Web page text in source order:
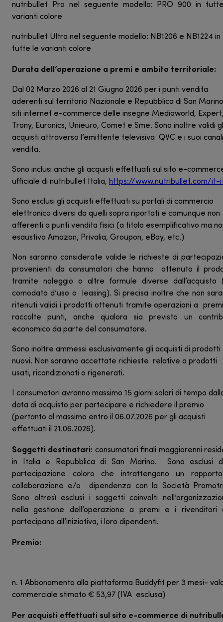
nutribullet Pro nel seguente modello: PRO 900 in
varianti colore
nutribullet Ultra nel seguente modello: NB1206 e NB1224 in
tutte le varianti colore
Durata dell’operazione a premi e ambito territoriale:
Dal 02 Marzo 2026 al 21 Giugno 2026 per i punti vendita
aderenti sul territorio Nazionale e Repubblica di San
siti internet e-commerce delle insegne Mediaworld,
Trony, Euronics, Unieuro, Comet e Sme. Sono inoltre validi
acquisti attraverso l’emittente televisiva QVC e i suoi
vendita.
Sono inclusi anche gli acquisti effettuati sul sito e-
ufficiale di nutribullet Italia, https://www.nutribullet.com/it-
Sono esclusi gli acquisti effettuati su portali di commercio
elettronico diversi da quelli sopra riportati e comunque non
afferenti a punti vendita fisici (a titolo esemplificativo ma
esaustivo Amazon, Privalia, Groupon, eBay, etc.)
Non saranno considerate valide le richieste di
provenienti da consumatori che hanno ottenuto il
tramite noleggio o altre formule diverse dall’acquisto
comodato d’uso o leasing). Si precisa inoltre che non
ritenuti validi i prodotti ottenuti tramite operazioni a
raccolte punti, anche qualora sia previsto un
economico da parte del consumatore.
Sono inoltre ammessi esclusivamente gli acquisti di prodotti
nuovi. Non saranno accettate richieste relative a prodotti
usati, ricondizionati o rigenerati.
I consumatori avranno massimo 15 giorni solari di tempo
data di acquisto per partecipare e richiedere il premio
(pertanto al massimo entro il 06.07.2026 per gli acquisti
effettuati il 21.06.2026).
Soggetti destinatari: consumatori finali maggiorenni
in Italia e Repubblica di San Marino. Sono esclusi
partecipazione coloro che intrattengono un
collaborazione e/o dipendenza con la Società
Sono altresì esclusi i soggetti coinvolti
nella gestione dell’operazione a premi e i rivenditori
partecipano all’iniziativa, i loro dipendenti.
Premio:
n. 1 Abbonamento alla piattaforma Buddyfit per 3 mesi-
commerciale stimato € 53,97 (IVA esclusa)
Per acquisti effettuati sul sito e-commerce di